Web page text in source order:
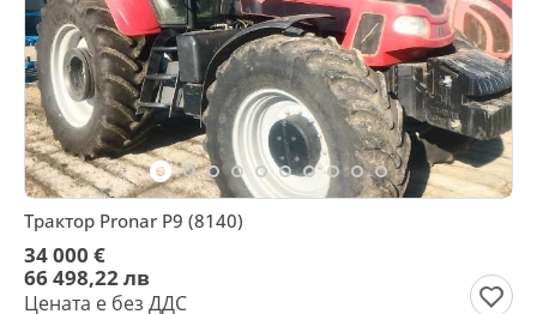
Трактор Pronar P9 (8140)
34 000 €
66 498,22 лв
Цената е без ДДС